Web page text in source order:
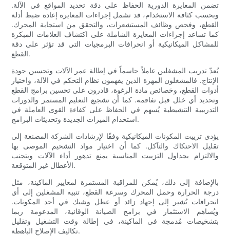
تضمن المعايرة الدورية الحفاظ على دقة تحديد المواقع في الآلة.
وبحسب كثافة الاستخدام، قد تشمل إجراءات المعايرة إعادة ضبط أدلة
القطع، وفحص وظائف المستشعرات، والتحقق من استجابة المحرك.
كما تساعد إجراءات المعايرة الشاملة على اكتشاف العلامات المبكرة
للمشاكل الميكانيكية أو انحرافات البرمجيات التي قد تؤثر على دقة
القطع.
يُعدّ تدريب المشغلين عاملاً حاسماً في إطالة عمر الآلات وتحسين جودة
الإنتاج. فالمشغلون المهرة الذين يفهمون نظام التحكم في الآلة، واختيار
أدوات القطع، وخصائص مادة الرغوة، قادرون على تحسين برامج القطع
وتحديد أي خلل قبل تفاقمه. كما أن تشجيع التعليم المستمر والدورات
التدريبية التنشيطية يُسهم في الحفاظ على كفاءة القوى العاملة في
استخدام الميزات الجديدة وتحديثات البرامج.
يؤدي تزييت المكونات الميكانيكية وفقًا لإرشادات الشركة المصنعة إلى
تقليل الاحتكاك والتآكل. كما أن اختيار مواد التشحيم الموصى بها
والالتزام بجداول التزييت المناسبة يمنع تدهور أداء الآلات ويتجنب
الأعطال غير المتوقعة.
بالإضافة إلى ذلك، يُمكن للمراقبة المستمرة لمعايير الماكينة، مثل
درجة الحرارة وحمل المحرك وسرعة القطع، تنبيه المشغلين إلى أي
انحرافات تُشير إلى إجهاد زائد أو عطل وشيك في أحد المكونات.
ويُساهم الاستثمار في برامج الصيانة الوقائية، المدعومة ربما
بتشخيصات مُدمجة في الماكينة، في إطالة وقت التشغيل وتقليل
تكاليف الإصلاح الباهظة.